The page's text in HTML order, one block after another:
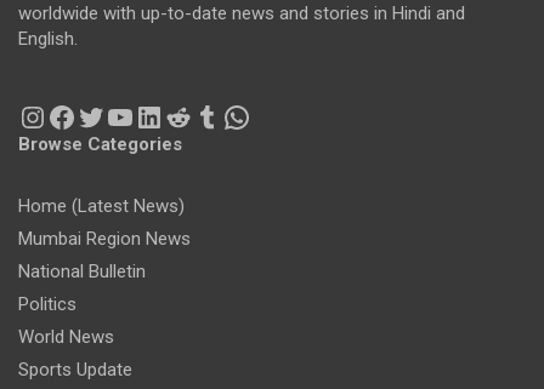
worldwide with up-to-date news and stories in Hindi and
English.
Instagram
Facebook
Twitter
YouTube
LinkedIn
Reddit
Tumblr
WhatsApp
Browse Categories
Home (Latest News)
Mumbai Region News
National Bulletin
Politics
World News
Sports Update